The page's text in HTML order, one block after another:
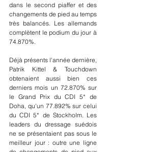
dans le second piaffer et des
changements de pied au temps
très balancés. Les allemands
complètent le podium du jour à
74.870%.
Déjà présents l'année dernière,
Patrik Kittel & Touchdown
obtenaient aussi bien ces
derniers mois un 72.870% sur
le Grand Prix du CDI 5* de
Doha, qu'un 77.892% sur celui
du CDI 5* de Stockholm. Les
leaders du dressage suédois
ne se présentaient pas sous le
meilleur jour : outre une ligne